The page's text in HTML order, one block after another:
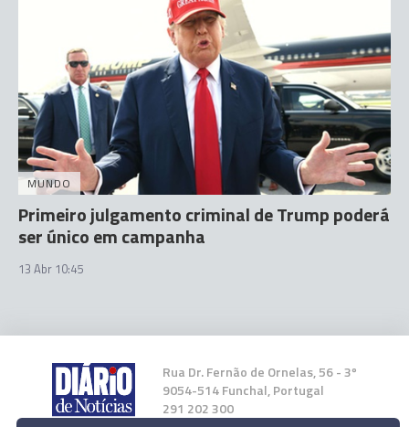
MUNDO
Primeiro julgamento criminal de Trump poderá
ser único em campanha
13 Abr 10:45
Rua Dr. Fernão de Ornelas, 56 - 3º
9054-514 Funchal, Portugal
291 202 300